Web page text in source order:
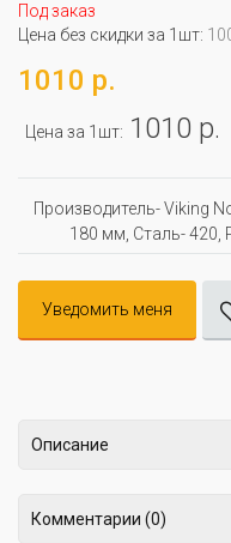
Под заказ
Цена без скидки за 1шт:
1010 р.
Цена за 1шт: 1010 р.
Производитель- Viking
180 мм, Сталь- 420,
Уведомить меня
Описание
Комментарии (0)